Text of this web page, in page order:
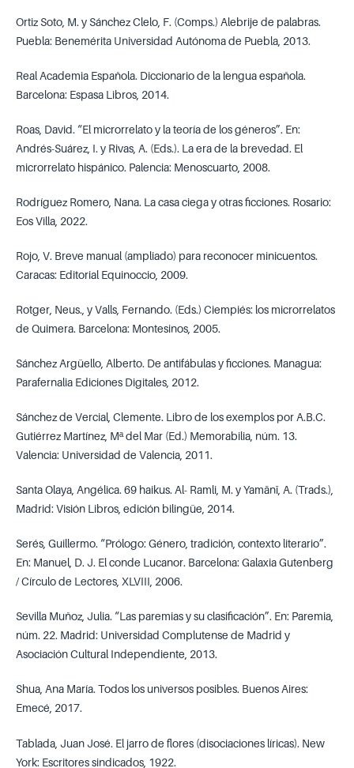
Ortiz Soto, M. y Sánchez Clelo, F. (Comps.) Alebrije de palabras.
Puebla: Benemérita Universidad Autónoma de Puebla, 2013.
Real Academia Española. Diccionario de la lengua española.
Barcelona: Espasa Libros, 2014.
Roas, David. “El microrrelato y la teoría de los géneros”. En:
Andrés-Suárez, I. y Rivas, A. (Eds.). La era de la brevedad. El
microrrelato hispánico. Palencia: Menoscuarto, 2008.
Rodríguez Romero, Nana. La casa ciega y otras ficciones. Rosario:
Eos Villa, 2022.
Rojo, V. Breve manual (ampliado) para reconocer minicuentos.
Caracas: Editorial Equinoccio, 2009.
Rotger, Neus., y Valls, Fernando. (Eds.) Ciempiés: los microrrelatos
de Quimera. Barcelona: Montesinos, 2005.
Sánchez Argüello, Alberto. De antifábulas y ficciones. Managua:
Parafernalia Ediciones Digitales, 2012.
Sánchez de Vercial, Clemente. Libro de los exemplos por A.B.C.
Gutiérrez Martínez, Mª del Mar (Ed.) Memorabilia, núm. 13.
Valencia: Universidad de Valencia, 2011.
Santa Olaya, Angélica. 69 haikus. Al- Ramli, M. y Yamānī, A. (Trads.),
Madrid: Visión Libros, edición bilingüe, 2014.
Serés, Guillermo. “Prólogo: Género, tradición, contexto literario”.
En: Manuel, D. J. El conde Lucanor. Barcelona: Galaxia Gutenberg
/ Círculo de Lectores, XLVIII, 2006.
Sevilla Muñoz, Julia. “Las paremias y su clasificación”. En: Paremia,
núm. 22. Madrid: Universidad Complutense de Madrid y
Asociación Cultural Independiente, 2013.
Shua, Ana María. Todos los universos posibles. Buenos Aires:
Emecé, 2017.
Tablada, Juan José. El jarro de flores (disociaciones líricas). New
York: Escritores sindicados, 1922.